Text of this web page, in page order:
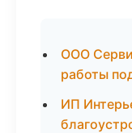
ООО
работы
ИП